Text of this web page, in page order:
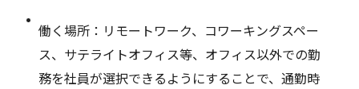
働く場所：リモートワーク、コワーキングスペー
ス、サテライトオフィス等、オフィス以外での勤
務を社員が選択できるようにすることで、通勤時